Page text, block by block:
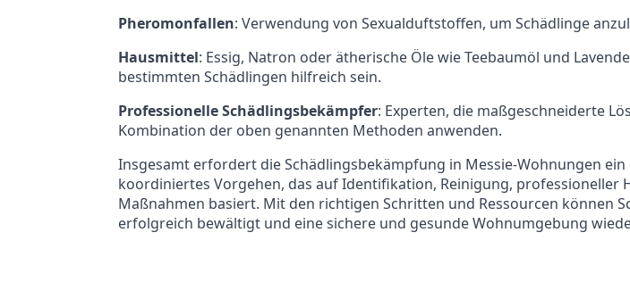
Pheromonfallen: Verwendung von Sexualduftstoffen, um Schädlinge
Hausmittel: Essig, Natron oder ätherische Öle wie Teebaumöl und
bestimmten Schädlingen hilfreich sein.
Professionelle Schädlingsbekämpfer: Experten, die maßgeschneiderte
Kombination der oben genannten Methoden anwenden.
Insgesamt erfordert die Schädlingsbekämpfung in Messie-Wohnungen
koordiniertes Vorgehen, das auf Identifikation, Reinigung, professioneller
Maßnahmen basiert. Mit den richtigen Schritten und Ressourcen können
erfolgreich bewältigt und eine sichere und gesunde Wohnumgebung